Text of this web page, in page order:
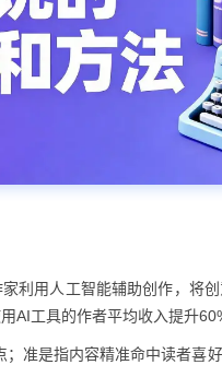
利用人工智能辅助创作，将
工具的作者平均收入提升
准是指内容精准命中读者